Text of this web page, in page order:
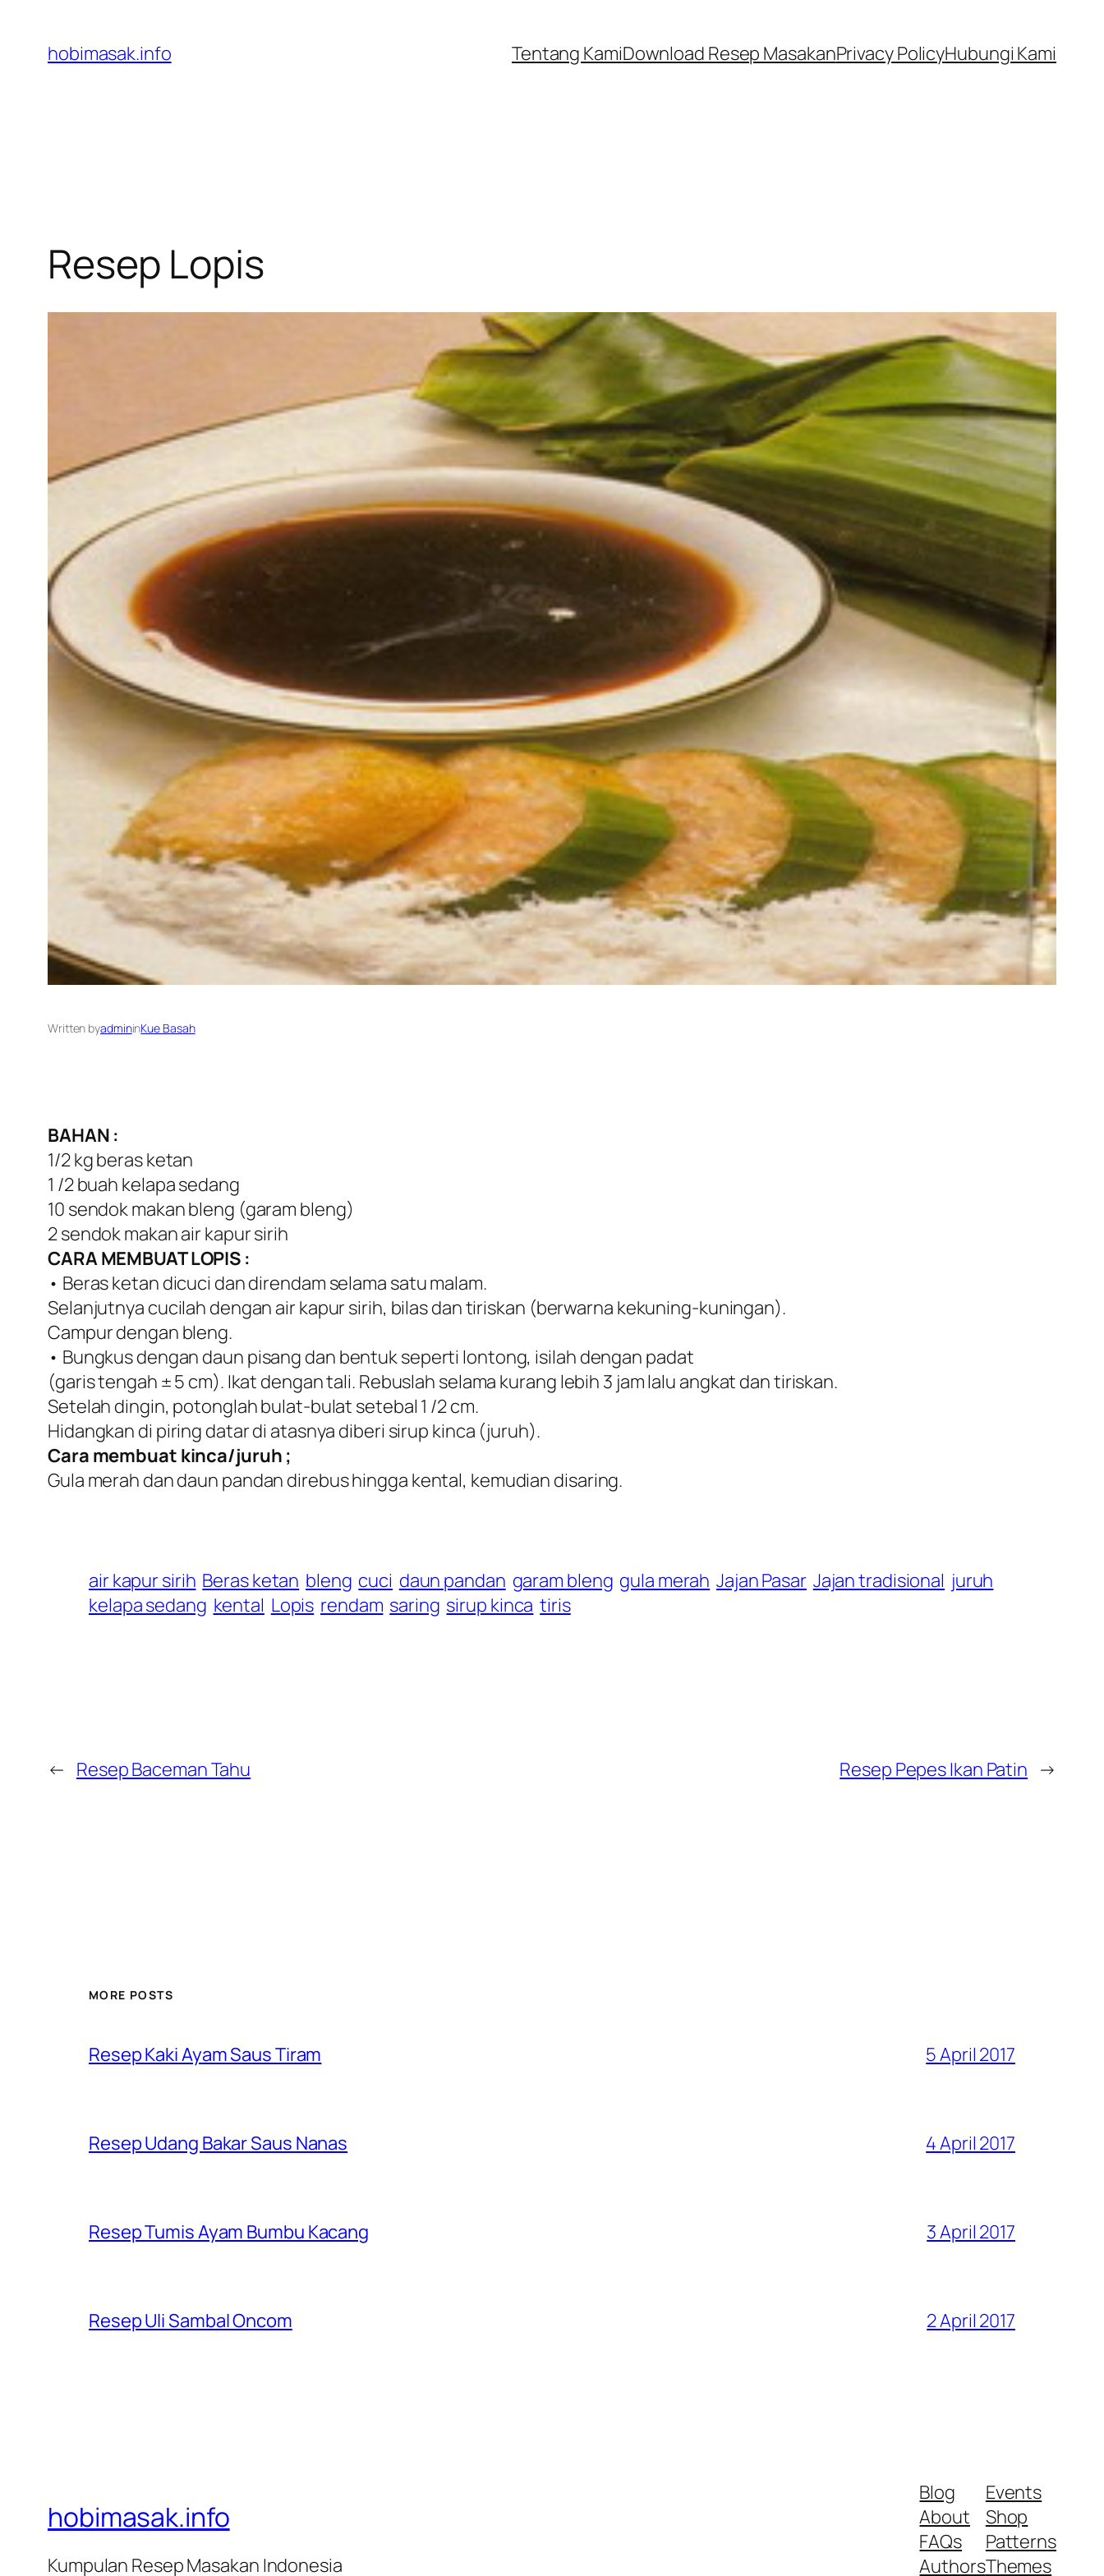
content
hobimasak.info Tentang KamiDownload Resep MasakanPrivacy PolicyHubungi Kami
Resep Lopis
Written byadmininKue Basah
BAHAN :
1/2 kg beras ketan
1 /2 buah kelapa sedang
10 sendok makan bleng (garam bleng)
2 sendok makan air kapur sirih
CARA MEMBUAT LOPIS :
• Beras ketan dicuci dan direndam selama satu malam.
Selanjutnya cucilah dengan air kapur sirih, bilas dan tiriskan (berwarna kekuning-kuningan).
Campur dengan bleng.
• Bungkus dengan daun pisang dan bentuk seperti lontong, isilah dengan padat
(garis tengah ± 5 cm). Ikat dengan tali. Rebuslah selama kurang lebih 3 jam lalu angkat dan tiriskan.
Setelah dingin, potonglah bulat-bulat setebal 1 /2 cm.
Hidangkan di piring datar di atasnya diberi sirup kinca (juruh).
Cara membuat kinca/juruh ;
Gula merah dan daun pandan direbus hingga kental, kemudian disaring.
air kapur sirih Beras ketan bleng cuci daun pandan garam bleng gula merah Jajan Pasar Jajan tradisional juruh
kelapa sedang kental Lopis rendam saring sirup kinca tiris
← Resep Baceman Tahu Resep Pepes Ikan Patin →
MORE POSTS
Resep Kaki Ayam Saus Tiram 5 April 2017
Resep Udang Bakar Saus Nanas 4 April 2017
Resep Tumis Ayam Bumbu Kacang 3 April 2017
Resep Uli Sambal Oncom 2 April 2017
hobimasak.info
Kumpulan Resep Masakan Indonesia
Blog
About
FAQs
Authors
Events
Shop
Patterns
Themes